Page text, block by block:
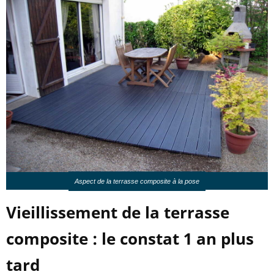
Aspect de la terrasse composite à la pose
Vieillissement de la terrasse
composite : le constat 1 an plus
tard